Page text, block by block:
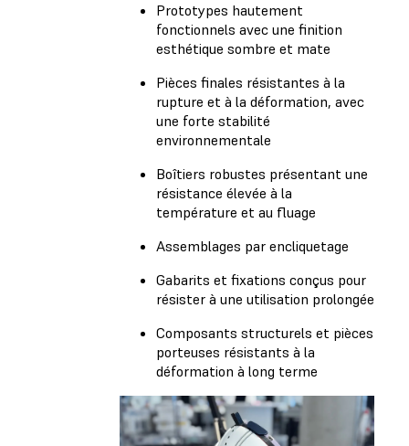
Prototypes hautement
fonctionnels avec une finition
esthétique sombre et mate
Pièces finales résistantes à la
rupture et à la déformation, avec
une forte stabilité
environnementale
Boîtiers robustes présentant une
résistance élevée à la
température et au fluage
Assemblages par encliquetage
Gabarits et fixations conçus pour
résister à une utilisation prolongée
Composants structurels et pièces
porteuses résistants à la
déformation à long terme